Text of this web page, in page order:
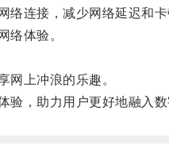
连接，减少网络延迟和卡
体验。
上冲浪的乐趣。
，助力用户更好地融入数